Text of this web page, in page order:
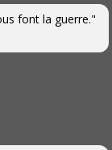
font la guerre."